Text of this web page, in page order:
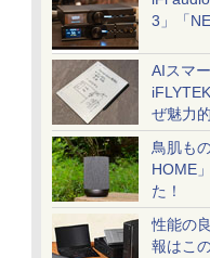
3」「
AIスマ
ぜ魅力
鳥肌も
HOME
た！
性能の
報はこ